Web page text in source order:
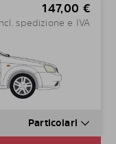
147,00 €
spedizione e IVA
Particolari